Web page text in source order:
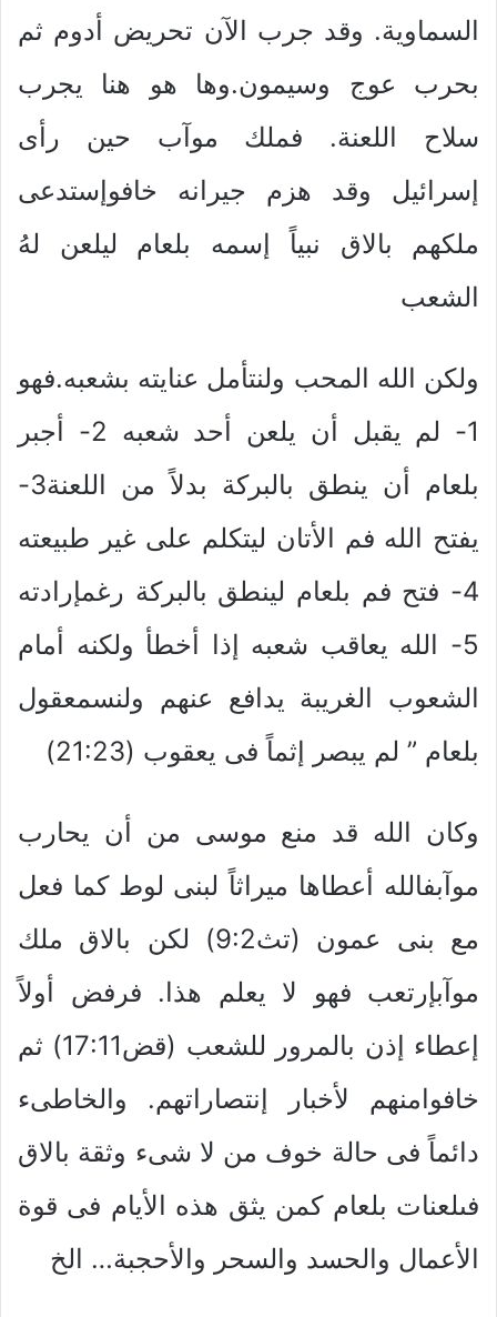
السماوية. وقد جرب الآن تحريض أدوم ثم
بحرب عوج وسيمون.وها هو هنا يجرب
سلاح اللعنة. فملك موآب حين رأى
إسرائيل وقد هزم جيرانه خافوإستدعى
ملكهم بالاق نبياً إسمه بلعام ليلعن لهُ
الشعب
ولكن الله المحب ولنتأمل عنايته بشعبه.فهو
1- لم يقبل أن يلعن أحد شعبه 2- أجبر
بلعام أن ينطق بالبركة بدلاً من اللعنة3-
يفتح الله فم الأتان ليتكلم على غير طبيعته
4- فتح فم بلعام لينطق بالبركة رغمإرادته
5- الله يعاقب شعبه إذا أخطأ ولكنه أمام
الشعوب الغريبة يدافع عنهم ولنسمعقول
بلعام ” لم يبصر إثماً فى يعقوب (21:23)
وكان الله قد منع موسى من أن يحارب
موآبفالله أعطاها ميراثاً لبنى لوط كما فعل
مع بنى عمون (تث9:2) لكن بالاق ملك
موآبإرتعب فهو لا يعلم هذا. فرفض أولاً
إعطاء إذن بالمرور للشعب (قض17:11) ثم
خافوامنهم لأخبار إنتصاراتهم. والخاطىء
دائماً فى حالة خوف من لا شىء وثقة بالاق
فىلعنات بلعام كمن يثق هذه الأيام فى قوة
الأعمال والحسد والسحر والأحجبة… الخ